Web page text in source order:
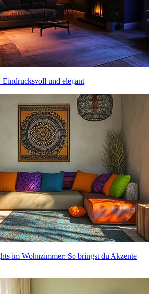
Eindrucksvoll und elegant
im Wohnzimmer: So bringst du Akzente